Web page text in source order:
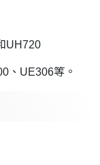
UH720
、UE306等。